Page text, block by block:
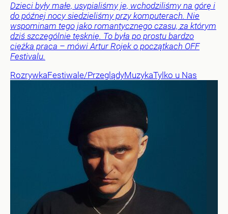
Dzieci były małe, usypialiśmy je, wchodziliśmy na górę i
do późnej nocy siedzieliśmy przy komputerach. Nie
wspominam tego jako romantycznego czasu, za którym
dziś szczególnie tęsknię. To była po prostu bardzo
ciężka praca – mówi Artur Rojek o początkach OFF
Festivalu.
RozrywkaFestiwale/PrzeglądyMuzykaTylko u Nas